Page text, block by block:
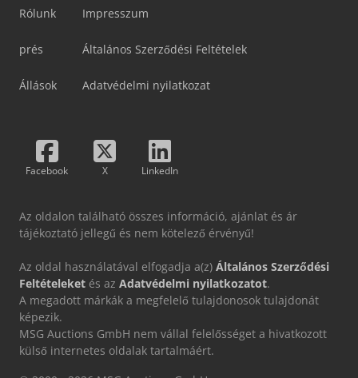
Rólunk
prés
Állások
Impresszum
Általános Szerződési Feltételek
Adatvédelmi nyilatkozat
Facebook X LinkedIn
Az oldalon található összes információ, ajánlat és ár
tájékoztató jellegű és nem kötelező érvényű!
Az oldal használatával elfogadja a(z) Általános Szerződési
Feltételeket és az Adatvédelmi nyilatkozatot.
A megadott márkák a megfelelő tulajdonosok tulajdonát
képezik.
MSG Auctions GmbH nem vállal felelősséget a hivatkozott
külső internetes oldalak tartalmáért.